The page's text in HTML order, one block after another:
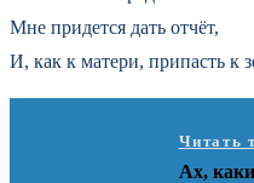
Мне придется дать отчёт,
И, как к матери, припасть к
Читать
Ах,